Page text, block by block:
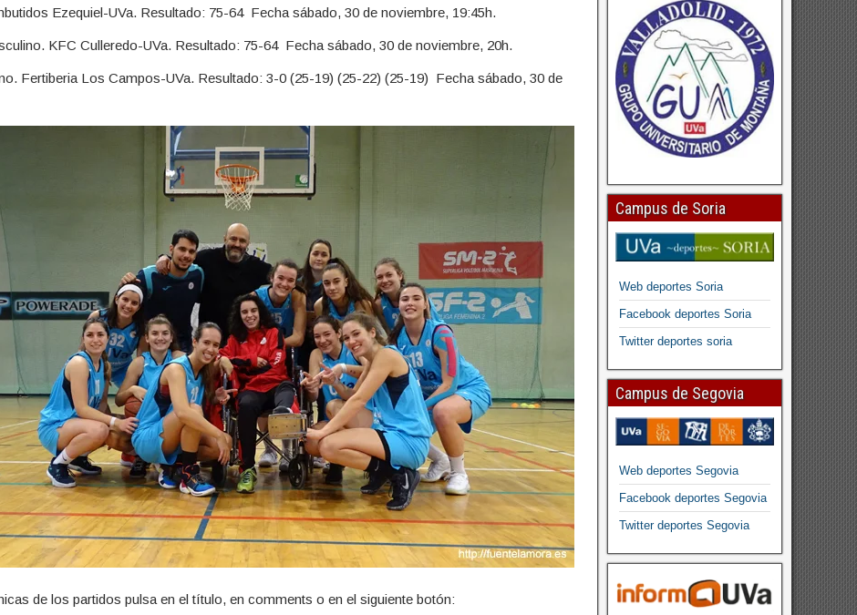
Ezequiel-UVa. Resultado: 75-64 Fecha sábado, 30 de noviembre, 19:45h.
KFC Culleredo-UVa. Resultado: 75-64 Fecha sábado, 30 de noviembre, 20h.
Fertiberia Los Campos-UVa. Resultado: 3-0 (25-19) (25-22) (25-19) Fecha sábado, 30 de
de los partidos pulsa en el título, en comments o en el siguiente botón:
Campus de Soria
Web deportes Soria
Facebook deportes Soria
Twitter deportes soria
Campus de Segovia
Web deportes Segovia
Facebook deportes Segovia
Twitter deportes Segovia